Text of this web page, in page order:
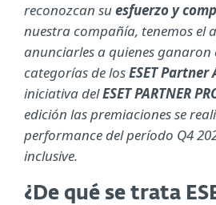
reconozcan suesfuerzo y
nuestra compañía, tenemos el
anunciarles a quienes ganaron
categorías de losESET Partner
iniciativa delESET PARTNER
edición las premiaciones se
performance del período Q4
inclusive.
¿De qué se trata